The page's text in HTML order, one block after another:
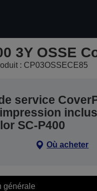
3Y OSSE
: CP03OSSECE85
service
SC-P400
Où acheter
générale